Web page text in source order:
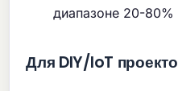
диапазоне 20-80%
Для DIY/IoT